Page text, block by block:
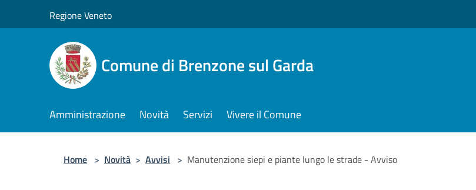
Regione Veneto
Comune di Brenzone sul Garda
Amministrazione Novità Servizi Vivere il Comune
Home > Novità > Avvisi > Manutenzione siepi e piante lungo le strade - Avviso